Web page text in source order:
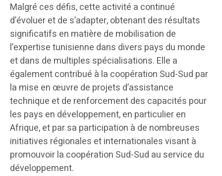
Malgré ces défis, cette activité a continué
d’évoluer et de s’adapter, obtenant des résultats
significatifs en matière de mobilisation de
l’expertise tunisienne dans divers pays du monde
et dans de multiples spécialisations. Elle a
également contribué à la coopération Sud-Sud par
la mise en œuvre de projets d’assistance
technique et de renforcement des capacités pour
les pays en développement, en particulier en
Afrique, et par sa participation à de nombreuses
initiatives régionales et internationales visant à
promouvoir la coopération Sud-Sud au service du
développement.